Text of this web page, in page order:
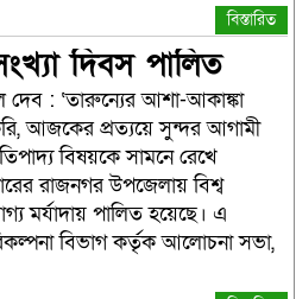
বিস্তারিত
দিবস পালিত
: ‘তারুন্যের আশা-আকাঙ্কা
আজকের প্রত্যয়ে সুন্দর আগামী
বিষয়কে সামনে রেখে
রাজনগর উপজেলায় বিশ্ব
মর্যাদায় পালিত হয়েছে। এ
বিভাগ কর্তৃক আলোচনা সভা,